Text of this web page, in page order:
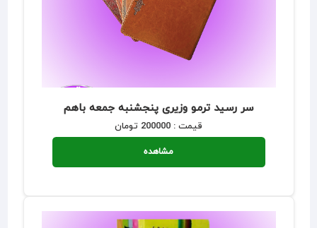
سر رسید ترمو وزیری پنجشنبه جمعه باهم
قیمت : 200000 تومان
مشاهده